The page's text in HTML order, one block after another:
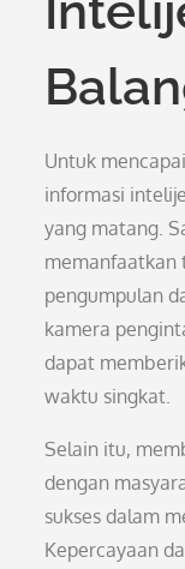
Untuk
informasi
yang matang.
memanfaatkan
pengumpulan
kamera
dapat
waktu singkat.
Selain itu,
dengan
sukses dalam
Kepercayaan